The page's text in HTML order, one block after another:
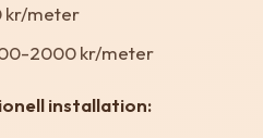
kr/meter
2000 kr/meter
installation: